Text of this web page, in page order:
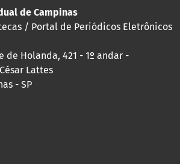
de Campinas
/ Portal de Periódicos Eletrônicos
de Holanda, 421 - 1º andar -
Lattes
- SP